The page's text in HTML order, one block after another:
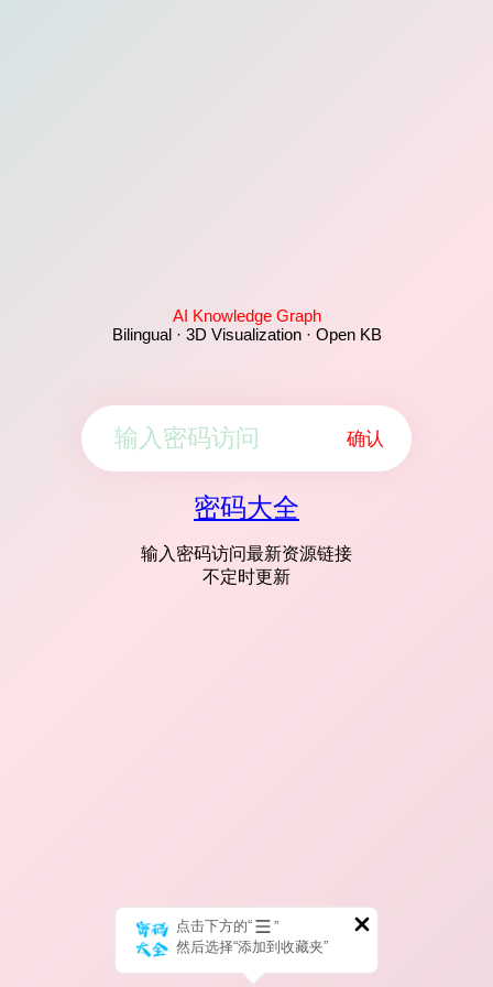
AI Knowledge Graph
Bilingual · 3D Visualization · Open KB
确认
密码大全
输入密码访问最新资源链接
不定时更新
点击下方的“
”
然后选择“添加到收藏夹”